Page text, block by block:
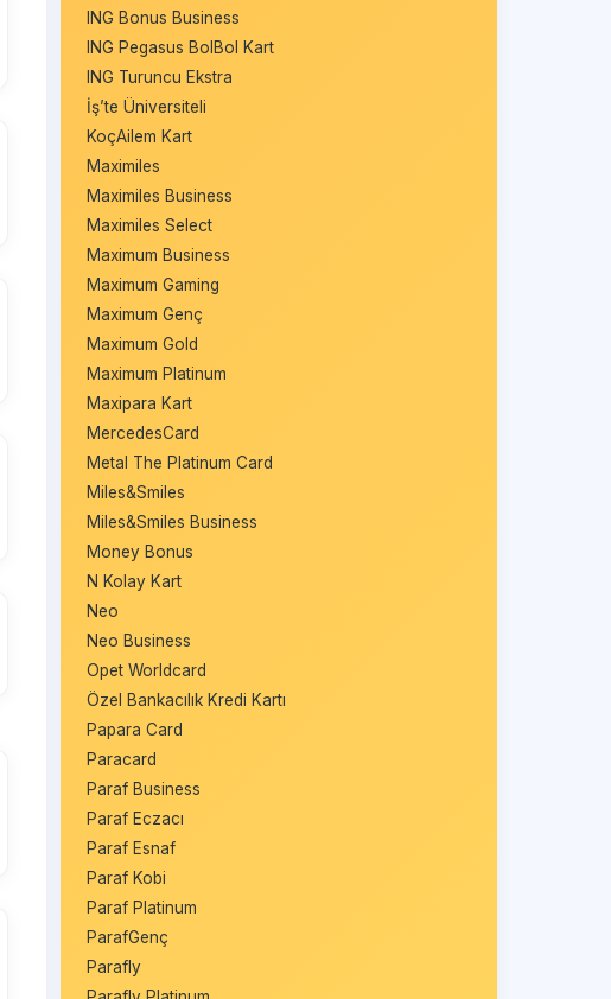
ING Bonus Business
ING Pegasus BolBol Kart
ING Turuncu Ekstra
İş’te Üniversiteli
KoçAilem Kart
Maximiles
Maximiles Business
Maximiles Select
Maximum Business
Maximum Gaming
Maximum Genç
Maximum Gold
Maximum Platinum
Maxipara Kart
MercedesCard
Metal The Platinum Card
Miles&Smiles
Miles&Smiles Business
Money Bonus
N Kolay Kart
Neo
Neo Business
Opet Worldcard
Özel Bankacılık Kredi Kartı
Papara Card
Paracard
Paraf Business
Paraf Eczacı
Paraf Esnaf
Paraf Kobi
Paraf Platinum
ParafGenç
Parafly